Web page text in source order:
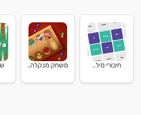
חיבורי מיל.. משחק מנקלה..